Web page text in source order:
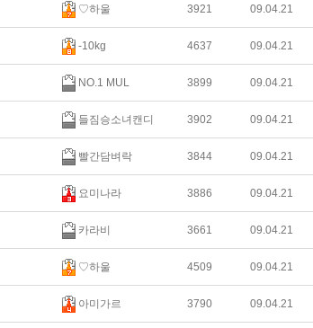
♡하울 3921 09.04.21
-10kg 4637 09.04.21
NO.1 MUL 3899 09.04.21
들짐승소녀캔디 3902 09.04.21
빨간담벼락 3844 09.04.21
요미나라 3886 09.04.21
카라비 3661 09.04.21
♡하울 4509 09.04.21
아미가르 3790 09.04.21